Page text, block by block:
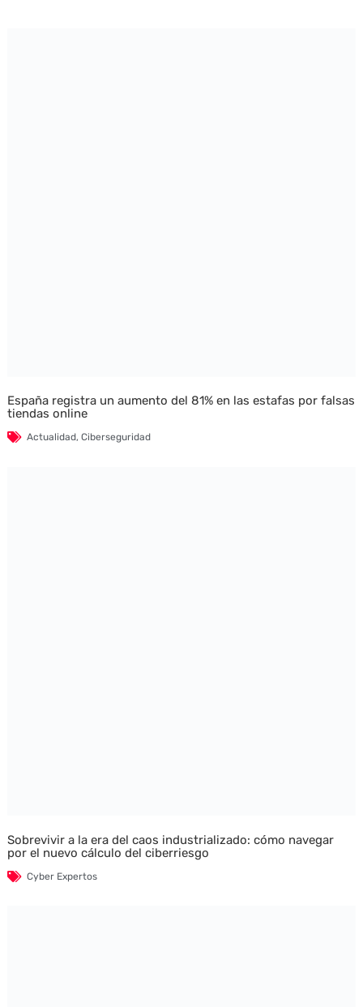
España registra un aumento del 81% en las estafas por falsas
tiendas online
Actualidad, Ciberseguridad
Sobrevivir a la era del caos industrializado: cómo navegar
por el nuevo cálculo del ciberriesgo
Cyber Expertos